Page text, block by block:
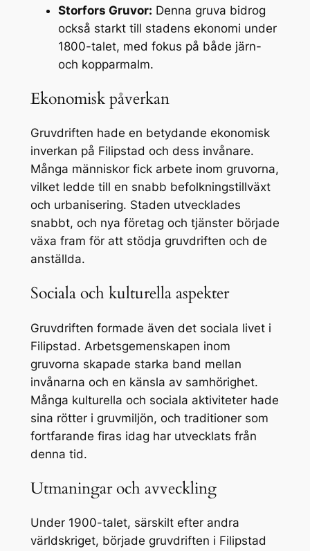
Storfors Gruvor: Denna gruva bidrog
också starkt till stadens ekonomi under
1800-talet, med fokus på både järn-
och kopparmalm.
Ekonomisk påverkan
Gruvdriften hade en betydande ekonomisk
inverkan på Filipstad och dess invånare.
Många människor fick arbete inom gruvorna,
vilket ledde till en snabb befolkningstillväxt
och urbanisering. Staden utvecklades
snabbt, och nya företag och tjänster började
växa fram för att stödja gruvdriften och de
anställda.
Sociala och kulturella aspekter
Gruvdriften formade även det sociala livet i
Filipstad. Arbetsgemenskapen inom
gruvorna skapade starka band mellan
invånarna och en känsla av samhörighet.
Många kulturella och sociala aktiviteter hade
sina rötter i gruvmiljön, och traditioner som
fortfarande firas idag har utvecklats från
denna tid.
Utmaningar och avveckling
Under 1900-talet, särskilt efter andra
världskriget, började gruvdriften i Filipstad